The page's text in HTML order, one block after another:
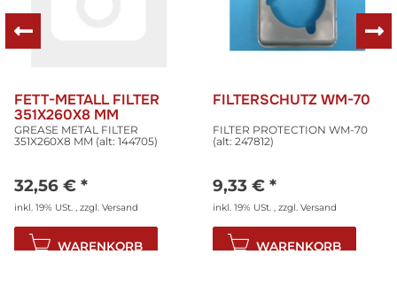
FETT-METALL FILTER
351X260X8 MM
GREASE METAL FILTER
351X260X8 MM (alt: 144705)
32,56 € *
inkl. 19% USt. , zzgl. Versand
WARENKORB
FILTERSCHUTZ WM-70
FILTER PROTECTION WM-70
(alt: 247812)
9,33 € *
inkl. 19% USt. , zzgl. Versand
WARENKORB